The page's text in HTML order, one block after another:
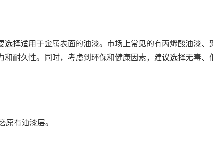
选择适用于金属表面的油漆。市场上常见的有丙烯酸油漆、
和耐久性。同时，考虑到环保和健康因素，建议选择无毒、
原有油漆层。